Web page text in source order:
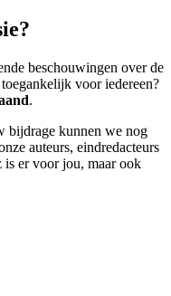
beschouwingen over de
voor iedereen?
.
bijdrage kunnen we nog
auteurs, eindredacteurs
is er voor jou, maar ook